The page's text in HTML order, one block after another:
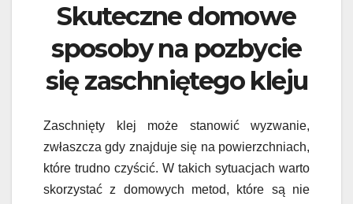
Skuteczne domowe
sposoby na pozbycie
się zaschniętego kleju
Zaschnięty klej może stanowić wyzwanie,
zwłaszcza gdy znajduje się na powierzchniach,
które trudno czyścić. W takich sytuacjach warto
skorzystać z domowych metod, które są nie